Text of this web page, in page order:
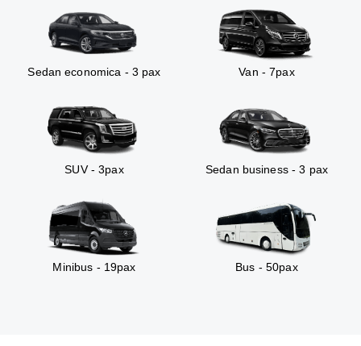
Sedan economica - 3 pax Van - 7pax
SUV - 3pax Sedan business - 3 pax
Minibus - 19pax Bus - 50pax